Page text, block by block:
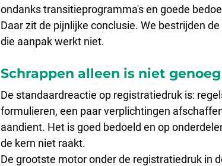
ondanks transitieprogramma's en goede
Daar zit de pijnlijke conclusie. We bestrijden
die aanpak werkt niet.
Schrappen alleen is niet genoeg
De standaardreactie op registratiedruk is:
formulieren, een paar verplichtingen
aandient. Het is goed bedoeld en op
de kern niet raakt.
De grootste motor onder de registratiedruk in